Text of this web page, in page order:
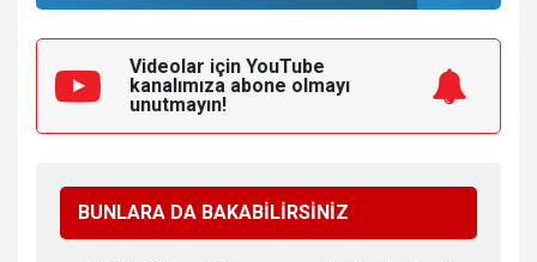
Videolar için YouTube
kanalımıza abone olmayı
unutmayın!
BUNLARA DA BAKABİLİRSİNİZ